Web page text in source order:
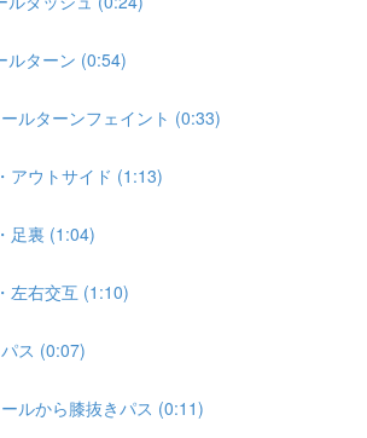
ルターン (0:54)
ルターンフェイント (0:33)
アウトサイド (1:13)
足裏 (1:04)
左右交互 (1:10)
ス (0:07)
ルから膝抜きパス (0:11)